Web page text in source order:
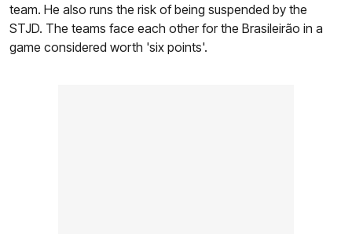
team. He also runs the risk of being suspended by the
STJD. The teams face each other for the Brasileirão in a
game considered worth 'six points'.